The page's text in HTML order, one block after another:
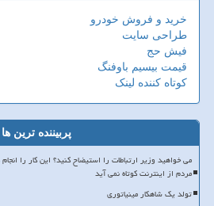
خرید و فروش خودرو
طراحی سایت
فیش حج
قیمت بیسیم باوفنگ
کوتاه کننده لینک
پربیننده ترین ها
می خواهید وزیر ارتباطات را استیضاح کنید؟ این کار را
مردم از اینترنت کوتاه نمی آید
تولد یک شاهکار مینیاتوری